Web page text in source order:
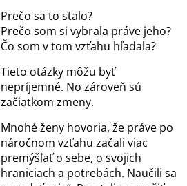
Prečo sa to stalo?
Prečo som si vybrala práve jeho?
Čo som v tom vzťahu hľadala?
Tieto otázky môžu byť
nepríjemné. No zároveň sú
začiatkom zmeny.
Mnohé ženy hovoria, že práve po
náročnom vzťahu začali viac
premýšľať o sebe, o svojich
hraniciach a potrebách. Naučili sa